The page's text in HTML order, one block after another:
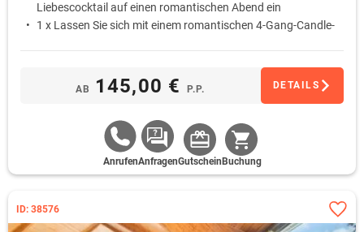
Liebescocktail auf einen romantischen Abend ein
1 x Lassen Sie sich mit einem romantischen 4-Gang-Candle-
Frühstück wird Ihnen auf Wunsch als Bettfrühstück auf das
Zimmer gebracht
AB 145,00 € P.P. DETAILS
AnrufenAnfragenGutschein Buchung
ID: 38576